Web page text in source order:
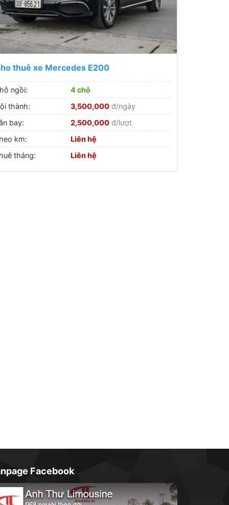
thuê xe Mercedes E200
ngồi:
4 chỗ
thành:
3,500,000đ/ngày
bay:
2,500,000đ/lượt
km:
Liên hệ
tháng:
Liên hệ
Facebook